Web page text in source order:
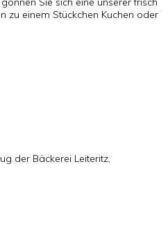
zu einem Stückchen Kuchen oder